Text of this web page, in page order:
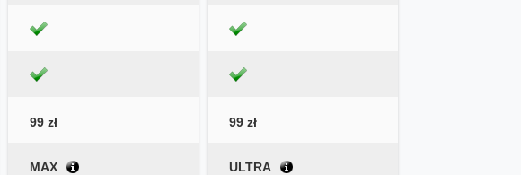
99 zł
MAX
99 zł
ULTRA